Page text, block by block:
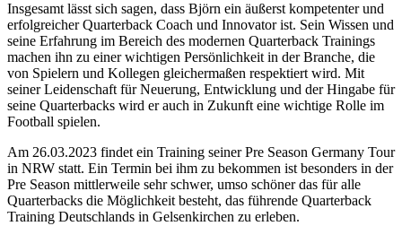
Insgesamt lässt sich sagen, dass Björn ein äußerst kompetenter und
erfolgreicher Quarterback Coach und Innovator ist. Sein Wissen und
seine Erfahrung im Bereich des modernen Quarterback Trainings
machen ihn zu einer wichtigen Persönlichkeit in der Branche, die
von Spielern und Kollegen gleichermaßen respektiert wird. Mit
seiner Leidenschaft für Neuerung, Entwicklung und der Hingabe für
seine Quarterbacks wird er auch in Zukunft eine wichtige Rolle im
Football spielen.
Am 26.03.2023 findet ein Training seiner Pre Season Germany Tour
in NRW statt. Ein Termin bei ihm zu bekommen ist besonders in der
Pre Season mittlerweile sehr schwer, umso schöner das für alle
Quarterbacks die Möglichkeit besteht, das führende Quarterback
Training Deutschlands in Gelsenkirchen zu erleben.